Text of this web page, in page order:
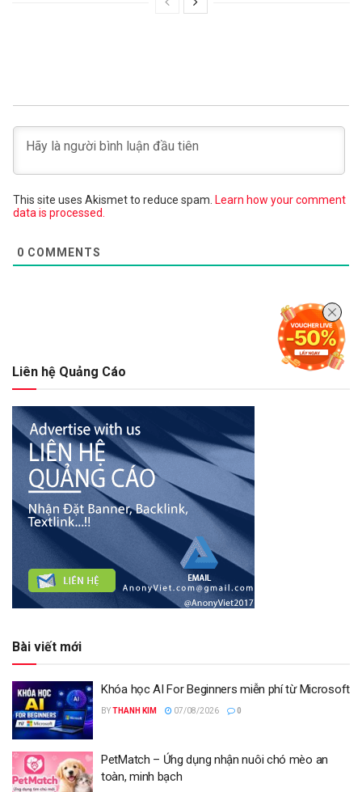
This site uses Akismet to reduce spam. Learn how your comment
data is processed.
0 COMMENTS
Liên hệ Quảng Cáo
Bài viết mới
Khóa học AI For Beginners miễn phí từ Microsoft
BYTHANH KIM 07/08/2026 0
PetMatch – Ứng dụng nhận nuôi chó mèo an
toàn, minh bạch